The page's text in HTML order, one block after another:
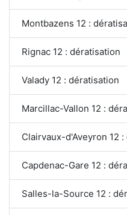
Montbazens 12 :
Rignac 12 : dératisation
Valady 12 : dératisation
Marcillac-Vallon 12 :
Clairvaux-d'Aveyron 12
Capdenac-Gare 12 :
Salles-la-Source 12 :